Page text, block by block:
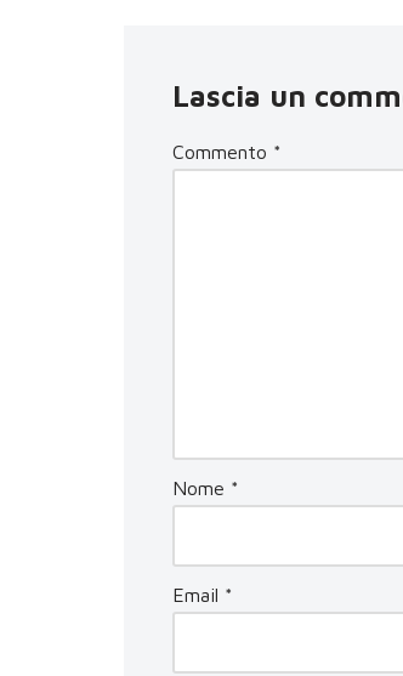
Lascia un
Commento *
Nome *
Email *